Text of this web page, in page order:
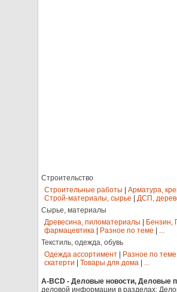
Строительство
Строительные работы
Арматура,
Строй-материалы, сырье
ДСП,
Сырье, материалы
Древесина, пиломатериалы
Бензин,
фармацевтика
Разное по теме
...
Текстиль, одежда, обувь
Одежда ассортимент
Разное по теме
скатерти
Товары для дома ...
A-BCD - Деловые новости, Деловые
деловой информации в разделах: